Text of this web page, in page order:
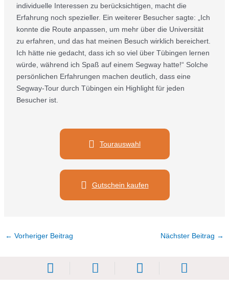
individuelle Interessen zu berücksichtigen, macht die
Erfahrung noch spezieller. Ein weiterer Besucher sagte: „Ich
konnte die Route anpassen, um mehr über die Universität
zu erfahren, und das hat meinen Besuch wirklich bereichert.
Ich hätte nie gedacht, dass ich so viel über Tübingen lernen
würde, während ich Spaß auf einem Segway hatte!“ Solche
persönlichen Erfahrungen machen deutlich, dass eine
Segway-Tour durch Tübingen ein Highlight für jeden
Besucher ist.
Tourauswahl
Gutschein kaufen
← Vorheriger Beitrag Nächster Beitrag →